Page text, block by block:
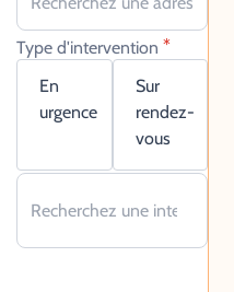
Type d'intervention *
En
urgence
Sur
rendez-
vous